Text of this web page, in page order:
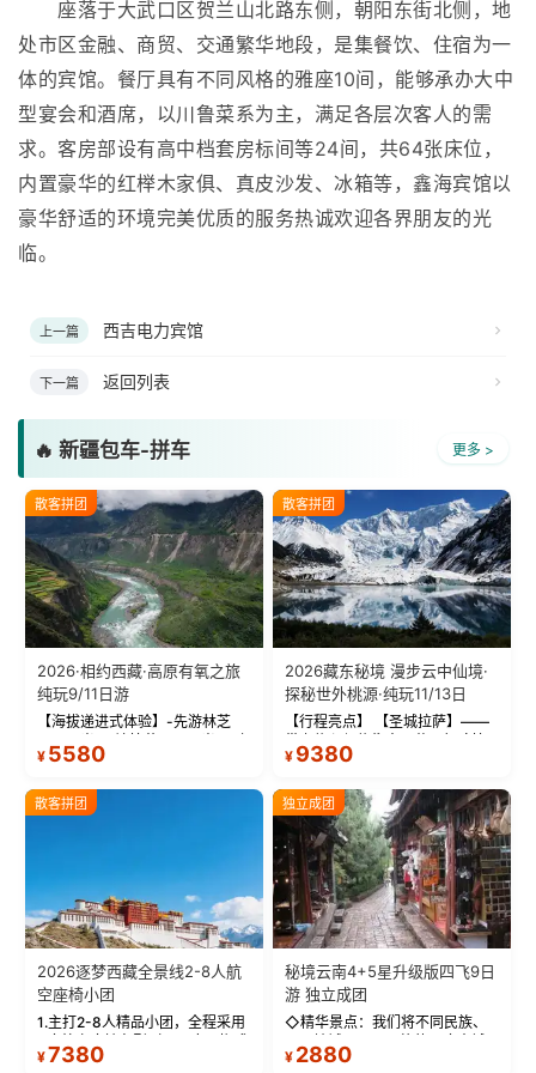
座落于大武口区贺兰山北路东侧，朝阳东街北侧，地
处市区金融、商贸、交通繁华地段，是集餐饮、住宿为一
体的宾馆。餐厅具有不同风格的雅座10间，能够承办大中
型宴会和酒席，以川鲁菜系为主，满足各层次客人的需
求。客房部设有高中档套房标间等24间，共64张床位，
内置豪华的红榉木家俱、真皮沙发、冰箱等，鑫海宾馆以
豪华舒适的环境完美优质的服务热诚欢迎各界朋友的光
临。
上一篇 西吉电力宾馆
下一篇 返回列表
🔥 新疆包车-拼车 更多 >
散客拼团
2026·相约西藏·高原有氧之旅
纯玩9/11日游
【海拔递进式体验】-先游林芝
(2900米)再访拉萨(3650米)，亲
测 99%游客零高反 。 【贴心保
反根本不是事儿 ！ 【无人机航
拍】-雪山/圣湖/...
¥ 5580
散客拼团
2026藏东秘境 漫步云中仙境·
探秘世外桃源·纯玩11/13日
【行程亮点】 【圣城拉萨】——
带上信心与信仰去西藏，行吟拉
萨，感受这座城与生俱来的与众
城堡寺院于一体的宏伟建筑，是
西藏最完整的古代...
¥ 9380
散客拼团
2026逐梦西藏全景线2-8人航
空座椅小团
1.主打2-8人精品小团，全程采用
座舱），提供VIP级别的舒适出行
¥7380
独立成团
秘境云南4+5星升级版四飞9日
游 独立成团
◇精华景点：我们将不同民族、
—【大理古城、丽江古城、香格
¥ 2880